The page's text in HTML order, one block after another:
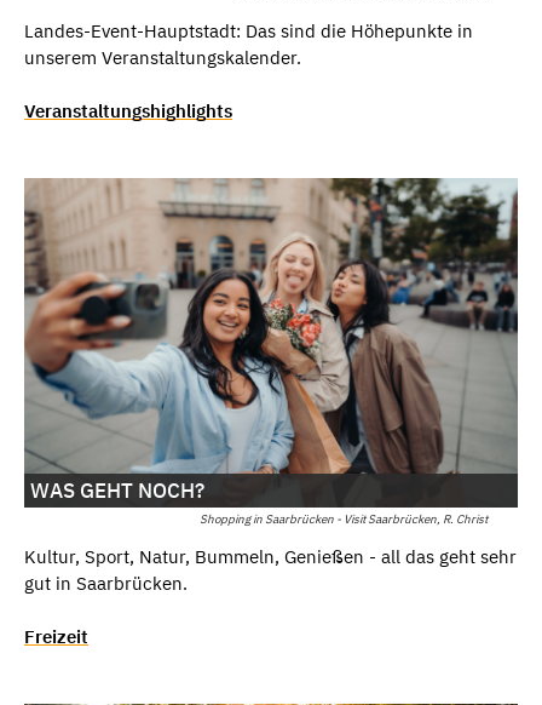
Landes-Event-Hauptstadt: Das sind die Höhepunkte in
unserem Veranstaltungskalender.
Veranstaltungshighlights
Shopping in Saarbrücken - Visit Saarbrücken, R. Christ
WAS GEHT NOCH?
Kultur, Sport, Natur, Bummeln, Genießen - all das geht sehr
gut in Saarbrücken.
Freizeit